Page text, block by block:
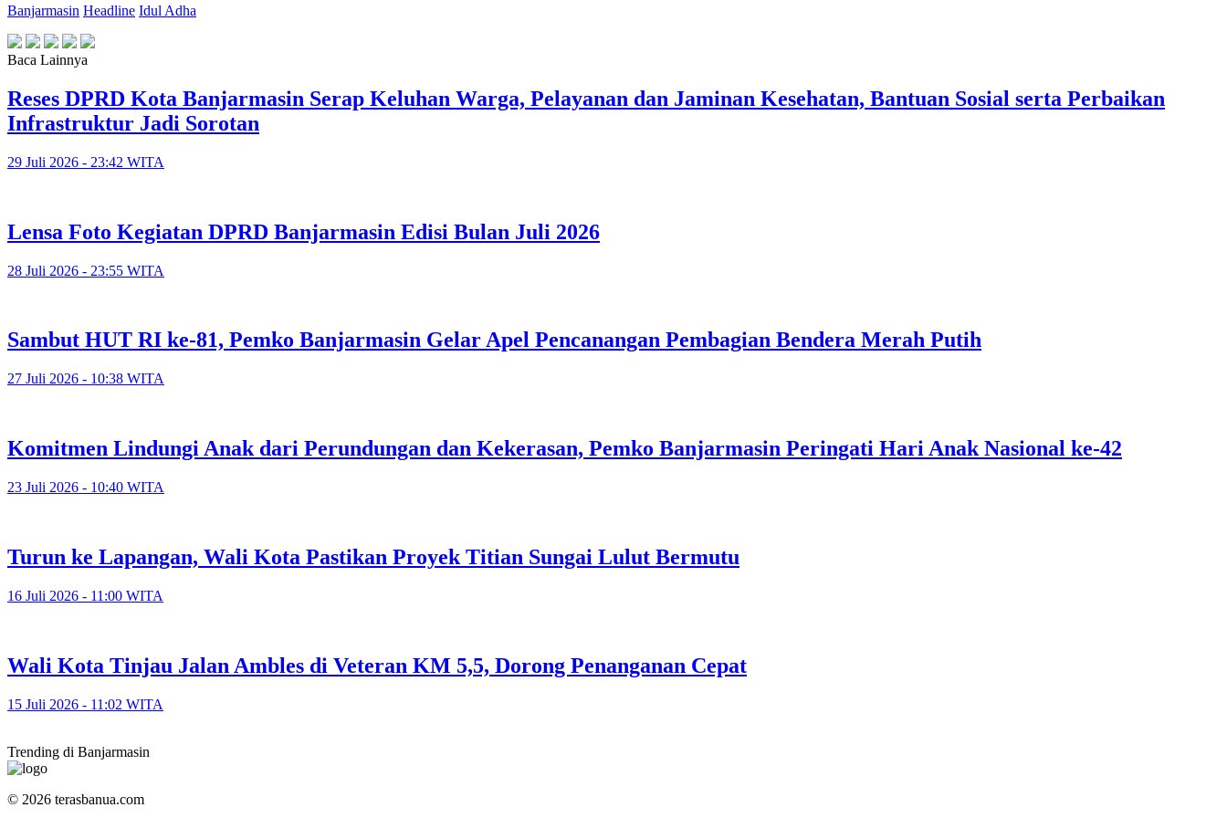
Banjarmasin Headline Idul Adha
Baca Lainnya
Reses DPRD Kota Banjarmasin Serap Keluhan Warga, Pelayanan dan Jaminan Kesehatan, Bantuan Sosial serta Perbaikan
Infrastruktur Jadi Sorotan
29 Juli 2026 - 23:42 WITA
Lensa Foto Kegiatan DPRD Banjarmasin Edisi Bulan Juli 2026
28 Juli 2026 - 23:55 WITA
Sambut HUT RI ke-81, Pemko Banjarmasin Gelar Apel Pencanangan Pembagian Bendera Merah Putih
27 Juli 2026 - 10:38 WITA
Komitmen Lindungi Anak dari Perundungan dan Kekerasan, Pemko Banjarmasin Peringati Hari Anak Nasional ke-42
23 Juli 2026 - 10:40 WITA
Turun ke Lapangan, Wali Kota Pastikan Proyek Titian Sungai Lulut Bermutu
16 Juli 2026 - 11:00 WITA
​Wali Kota Tinjau Jalan Ambles di Veteran KM 5,5, Dorong Penanganan Cepat
15 Juli 2026 - 11:02 WITA
Trending di Banjarmasin
© 2026 terasbanua.com